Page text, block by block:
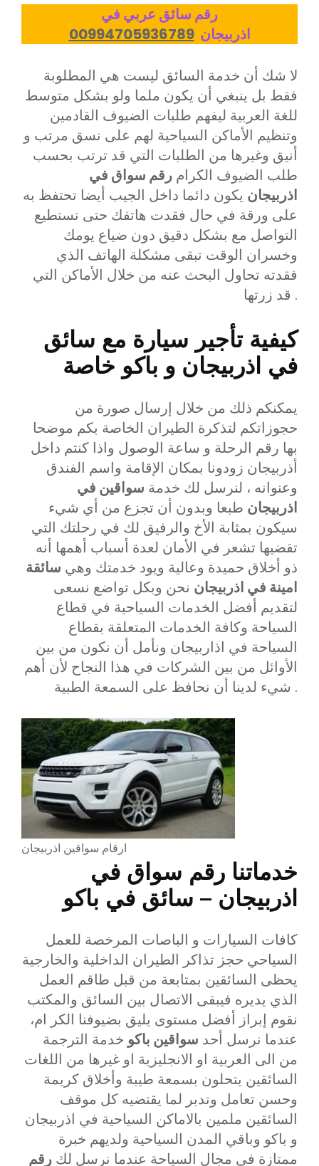
رقم سائق عربي في
اذربيجان00994705936789
لا شك أن خدمة السائق ليست هي المطلوبة
فقط بل ينبغي أن يكون ملما ولو بشكل متوسط
للغة العربية ليفهم طلبات الضيوف القادمين
وتنظيم الأماكن السياحية لهم على نسق مرتب و
أنيق وغيرها من الطلبات التي قد ترتب بحسب
طلب الضيوف الكرام رقم سواق في
اذربيجان يكون دائما داخل الجيب أيضا تحتفظ به
على ورقة في حال فقدت هاتفك حتى تستطيع
التواصل مع بشكل دقيق دون ضياع يومك
وخسران الوقت تبقى مشكلة الهاتف الذي
فقدته تحاول البحث عنه من خلال الأماكن التي
قد زرتها .
كيفية تأجير سيارة مع سائق
في اذربيجان و باكو خاصة
يمكنكم ذلك من خلال إرسال صورة من
حجوزاتكم لتذكرة الطيران الخاصة بكم موضحا
بها رقم الرحلة و ساعة الوصول واذا كنتم داخل
أذربيجان زودونا بمكان الإقامة واسم الفندق
وعنوانه ، لنرسل لك خدمة سواقين في
اذربيجان طبعا وبدون أن تجزع من أي شيء
سيكون بمثابة الأخ والرفيق لك في رحلتك التي
تقضيها تشعر في الأمان لعدة أسباب أهمها أنه
ذو أخلاق حميدة وعالية ويود خدمتك وهي سائقة
امينة في اذربيجان نحن وبكل تواضع نسعى
لتقديم أفضل الخدمات السياحية في قطاع
السياحة وكافة الخدمات المتعلقة بقطاع
السياحة في اذاربيجان ونأمل أن نكون من بين
الأوائل من بين الشركات في هذا النجاح لأن أهم
شيء لدينا أن نحافظ على السمعة الطبية .
ارقام سواقين اذربيجان
خدماتنا رقم سواق في
اذربيجان – سائق في باكو
كافات السيارات و الباصات المرخصة للعمل
السياحي حجز تذاكر الطيران الداخلية والخارجية
يحظى السائقين بمتابعة من قبل طاقم العمل
الذي يديره فيبقى الاتصال بين السائق والمكتب
نقوم إبراز أفضل مستوى يليق بضيوفنا الكر ام،
عندما نرسل أحد سواقين باكو خدمة الترجمة
من الى العربية او الانجليزية او غيرها من اللغات
السائقين يتحلون بسمعة طيبة وأخلاق كريمة
وحسن تعامل وتدبر لما يقتضيه كل موقف
السائقين ملمين بالاماكن السياحية في اذربيجان
و باكو وباقي المدن السياحية ولديهم خبرة
ممتازة في مجال السياحة عندما نرسل لك رقم